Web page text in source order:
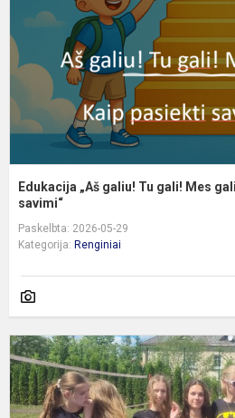
Edukacija „Aš galiu! Tu gali! Mes
savimi“
Paskelbta: 2026-05-29
Kategorija: Renginiai